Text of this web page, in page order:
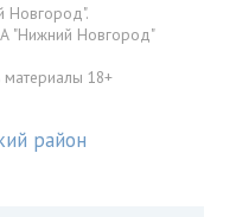
Новгород".
"Нижний Новгород"
18+
район